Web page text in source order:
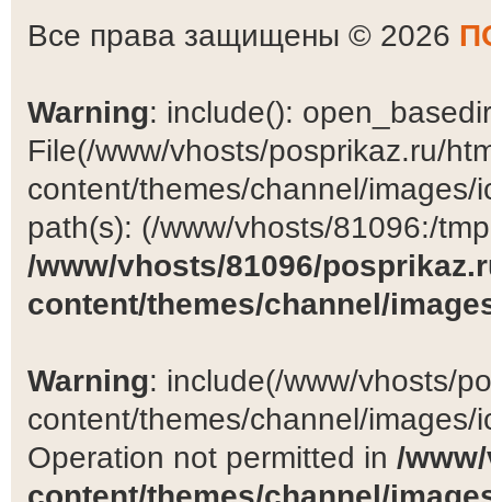
Все права защищены © 2026
Warning: include():
File(/www/vhosts/posprikaz.ru/
content/themes/channel/
path(s): (/www/vhosts/81096:/
/www/vhosts/81096/
content/themes/channel/
Warning: include(/www/vhosts/
content/themes/channel/
Operation not permitted in /